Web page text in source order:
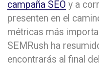
campaña SEO y a
presenten en el
métricas más
SEMRush ha
encontrarás al final